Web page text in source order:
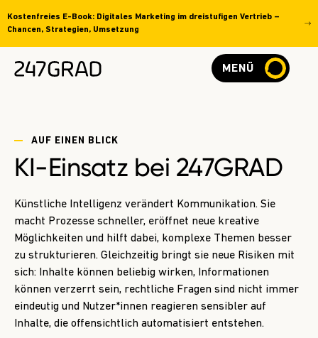
Kostenfreies E-Book: Digitales Marketing im dreistufigen Vertrieb –
Chancen, Strategien, Umsetzung
MENÜ
AUF EINEN BLICK
KI-Einsatz bei 247GRAD
Künstliche Intelligenz verändert Kommunikation. Sie
macht Prozesse schneller, eröffnet neue kreative
Möglichkeiten und hilft dabei, komplexe Themen besser
zu strukturieren. Gleichzeitig bringt sie neue Risiken mit
sich: Inhalte können beliebig wirken, Informationen
können verzerrt sein, rechtliche Fragen sind nicht immer
eindeutig und Nutzer*innen reagieren sensibler auf
Inhalte, die offensichtlich automatisiert entstehen.